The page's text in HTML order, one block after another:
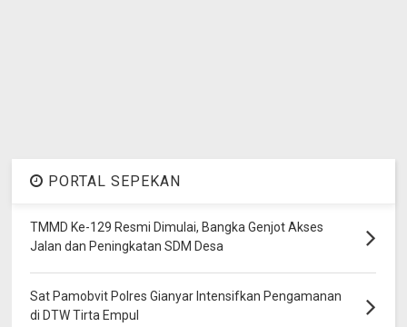
PORTAL SEPEKAN
TMMD Ke-129 Resmi Dimulai, Bangka Genjot Akses
Jalan dan Peningkatan SDM Desa
Sat Pamobvit Polres Gianyar Intensifkan Pengamanan
di DTW Tirta Empul